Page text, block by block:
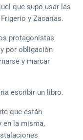
que supo usar las
y Zacarías.
protagonistas
por obligación
y marcar
escribir un libro.
que están
en la misma,